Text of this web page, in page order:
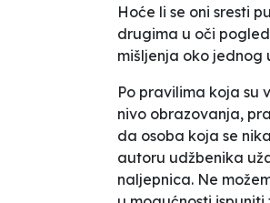
Hoće li se oni sresti
drugima u oči
mišljenja oko jednog
Po pravilima koja su
nivo obrazovanja,
da osoba koja se
autoru udžbenika
naljepnica. Ne